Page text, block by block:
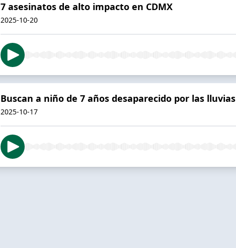
7 asesinatos de alto impacto en CDMX
2025-10-20
Buscan a niño de 7 años desaparecido por las lluvias
2025-10-17